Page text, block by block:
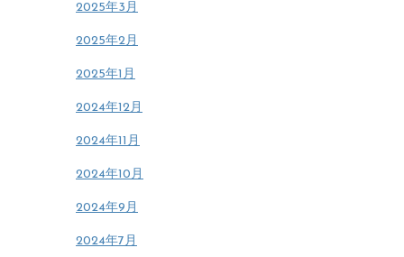
2025年3月
2025年2月
2025年1月
2024年12月
2024年11月
2024年10月
2024年9月
2024年7月